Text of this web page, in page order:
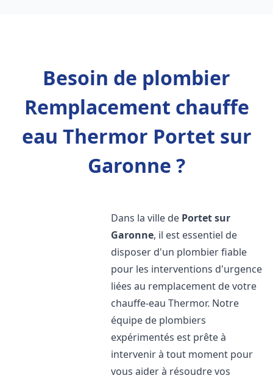
Besoin de plombier
Remplacement chauffe
eau Thermor Portet sur
Garonne ?
Dans la ville de Portet sur
Garonne, il est essentiel de
disposer d'un plombier fiable
pour les interventions d'urgence
liées au remplacement de votre
chauffe-eau Thermor. Notre
équipe de plombiers
expérimentés est prête à
intervenir à tout moment pour
vous aider à résoudre vos